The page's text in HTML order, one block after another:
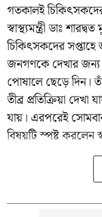
গতকালই
স্বাস্থ্যমন্ত্রী ডাঃ
চিকিৎসকদের
জনগণকে দেখার জন্য
পোষালে ছেড়ে দিন।
তীব্র প্রতিক্রিয়া
যায়। এরপরেই
বিষয়টি স্পষ্ট করলেন